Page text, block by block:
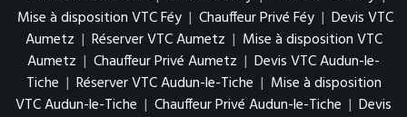
Mise à disposition VTC Féy | Chauffeur Privé Féy | Devis VTC
Aumetz | Réserver VTC Aumetz | Mise à disposition VTC
Aumetz | Chauffeur Privé Aumetz | Devis VTC Audun-le-
Tiche | Réserver VTC Audun-le-Tiche | Mise à disposition
VTC Audun-le-Tiche | Chauffeur Privé Audun-le-Tiche | Devis